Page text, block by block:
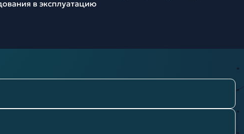
в эксплуатацию